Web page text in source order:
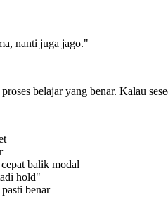
nanti juga jago."
belajar yang benar. Kalau
balik modal
hold"
benar